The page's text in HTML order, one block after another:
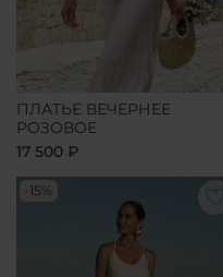
ПЛАТЬЕ ВЕЧЕРНЕЕ
РОЗОВОЕ
17 500 ₽
-15%